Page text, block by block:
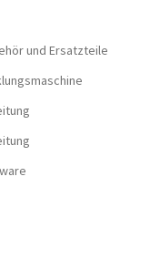
und Ersatzteile